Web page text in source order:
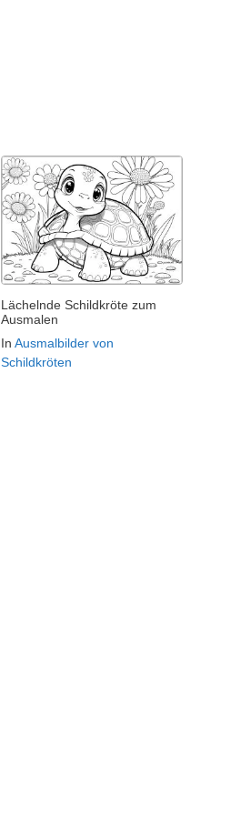
Lächelnde Schildkröte zum
Ausmalen
InAusmalbilder von
Schildkröten